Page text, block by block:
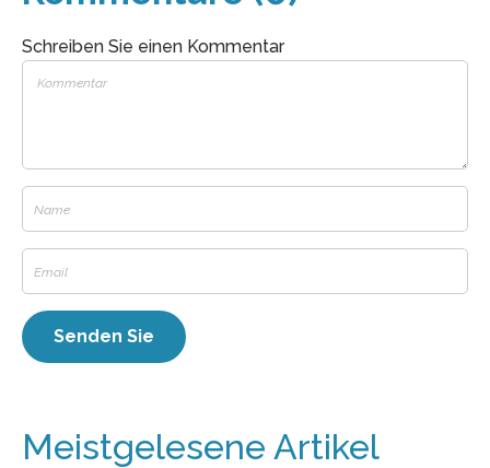
Schreiben Sie einen Kommentar
Meistgelesene Artikel